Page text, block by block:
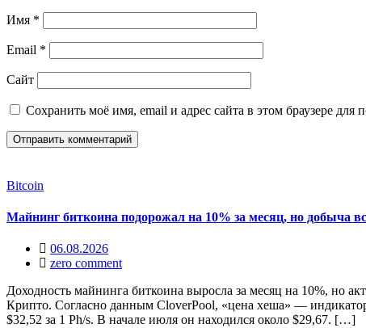
Имя *
Email *
Сайт
Сохранить моё имя, email и адрес сайта в этом браузере
Bitcoin
Майнинг биткоина подорожал на 10% за месяц, но добыча
06.08.2026
zero comment
Доходность майнинга биткоина выросла за месяц на 10%, но
Крипто. Согласно данным CloverPool, «цена хеша» —
$32,52 за 1 Ph/s. В начале июля он находился около $29,67. […]